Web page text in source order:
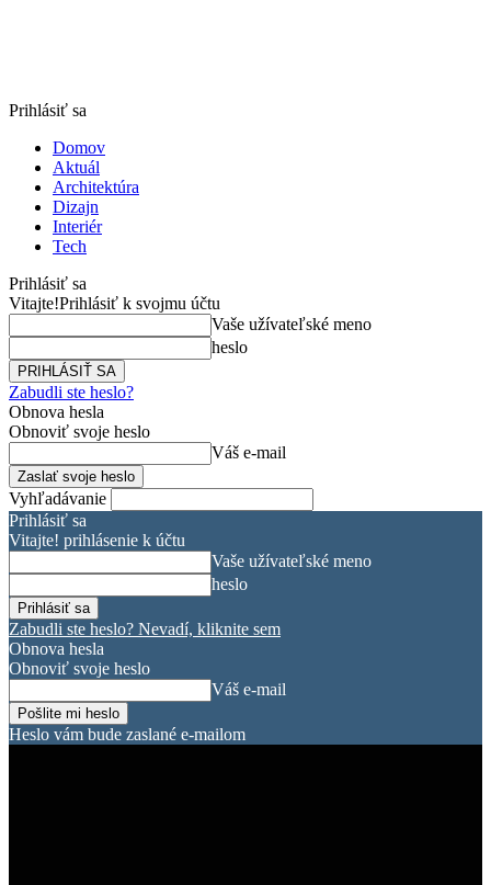
Prihlásiť sa
Domov
Aktuál
Architektúra
Dizajn
Interiér
Tech
Prihlásiť sa
Vitajte!Prihlásiť k svojmu účtu
Vaše užívateľské meno
heslo
Zabudli ste heslo?
Obnova hesla
Obnoviť svoje heslo
Váš e-mail
Vyhľadávanie
Prihlásiť sa
Vitajte! prihlásenie k účtu
Vaše užívateľské meno
heslo
Zabudli ste heslo? Nevadí, kliknite sem
Obnova hesla
Obnoviť svoje heslo
Váš e-mail
Heslo vám bude zaslané e-mailom